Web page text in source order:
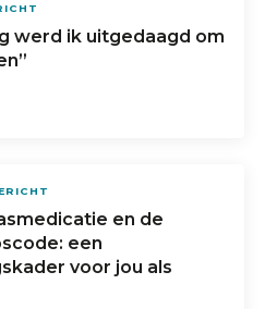
werd ik uitgedaagd om
en de
een
voor jou als